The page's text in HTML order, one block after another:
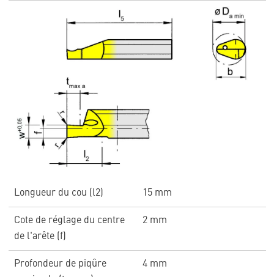
Longueur du cou (l2) 15 mm
Cote de réglage du centre
de l'arête (f)
2 mm
Profondeur de piqûre
4 mm